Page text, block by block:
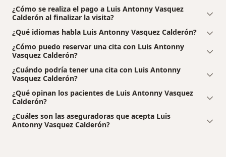
¿Cómo se realiza el pago a Luis Antonny Vasquez
Calderón al finalizar la visita?
¿Qué idiomas habla Luis Antonny Vasquez Calderón?
¿Cómo puedo reservar una cita con Luis Antonny
Vasquez Calderón?
¿Cuándo podría tener una cita con Luis Antonny
Vasquez Calderón?
¿Qué opinan los pacientes de Luis Antonny Vasquez
Calderón?
¿Cuáles son las aseguradoras que acepta Luis
Antonny Vasquez Calderón?